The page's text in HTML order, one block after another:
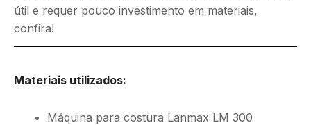
útil e requer pouco investimento em materiais,
confira!
Materiais utilizados:
Máquina para costura Lanmax LM 300